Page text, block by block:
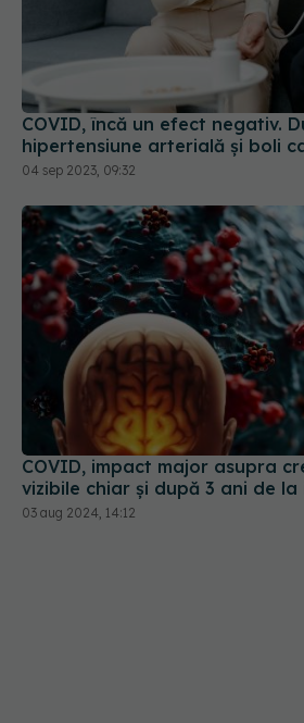
COVID, încă un efect negativ.
hipertensiune arterială și boli
04 sep 2023, 09:32
COVID, impact major asupra
vizibile chiar și după 3 ani de
03 aug 2024, 14:12